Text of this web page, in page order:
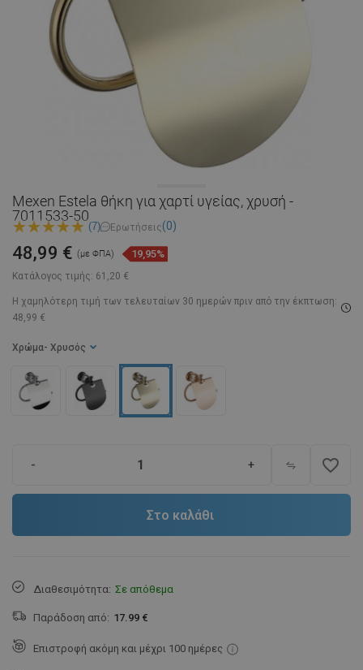
Mexen Estela θήκη για χαρτί υγείας, χρυσή -
7011533-50
(7) Ερωτήσεις(0)
Κατάλογος τιμής: 61,20 €
48,99 € (με ΦΠΑ) 19,95%
Η χαμηλότερη τιμή των τελευταίων 30 ημερών πριν από την έκπτωση:
48,99 €
Χρώμα - Χρυσός
- + favorite_border
Στο καλάθι
Διαθεσιμότητα: Σε απόθεμα
Παράδοση από: 17.99 €
Επιστροφή ακόμη και μέχρι 100 ημέρες